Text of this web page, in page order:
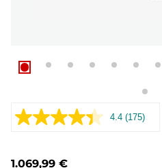
4.4 Leer
(175)
1.069,99 €